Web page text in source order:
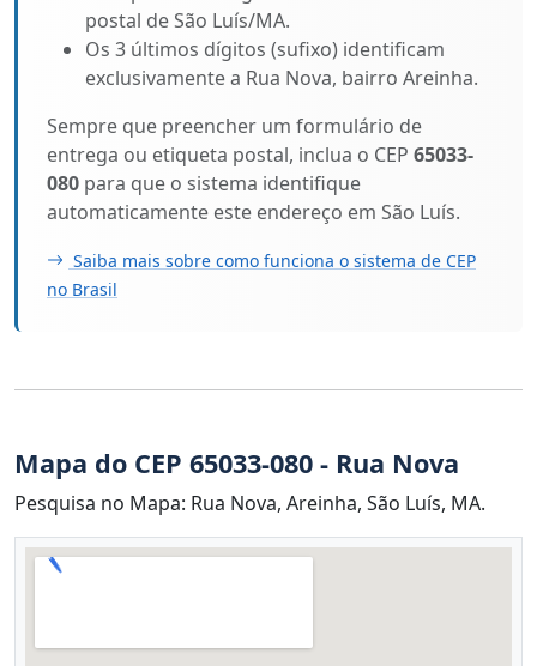
postal de São Luís/MA.
Os 3 últimos dígitos (sufixo) identificam
exclusivamente a Rua Nova, bairro Areinha.
Sempre que preencher um formulário de
entrega ou etiqueta postal, inclua o CEP 65033-
080 para que o sistema identifique
automaticamente este endereço em São Luís.
Saiba mais sobre como funciona o sistema de CEP
no Brasil
Mapa do CEP 65033-080 - Rua Nova
Pesquisa no Mapa: Rua Nova, Areinha, São Luís, MA.